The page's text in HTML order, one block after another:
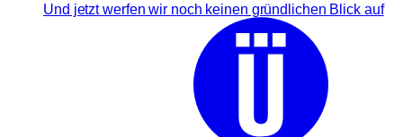
Und jetzt werfen wir noch keinen gründlichen Blick auf